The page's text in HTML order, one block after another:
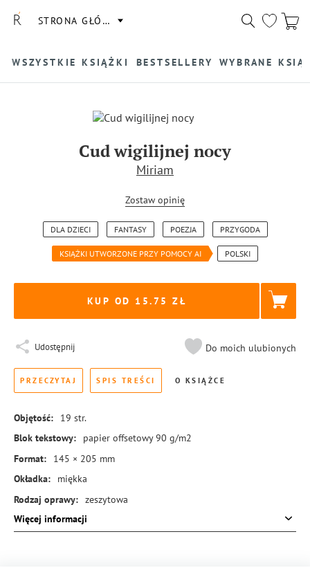
STRONA GŁÓWNA
WSZYSTKIE KSIĄŻKI BESTSELLERY WYBRANE
Cud wigilijnej nocy
Miriam
Zostaw opinię
DLA DZIECI FANTASY POEZJA PRZYGODA
KSIĄŻKI UTWORZONE PRZY POMOCY AI POLSKI
KUP OD 15.75
Udostępnij Do moich ulubionych
PRZECZYTAJ SPIS TREŚCI O KSIĄŻCE
Objętość: 19 str.
Blok tekstowy:
papier offsetowy 90 g/m2
Format:
145 × 205 mm
Okładka:
miękka
Rodzaj oprawy: zeszytowa
ISBN:
978-83-8431-737-2
Więcej informacji